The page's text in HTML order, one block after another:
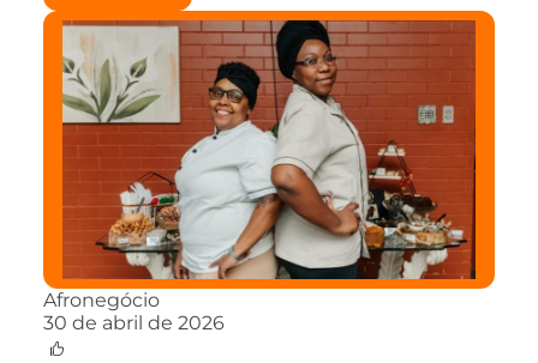
Afronegócio
30 de abril de 2026